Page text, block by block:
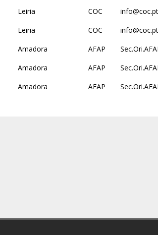
Leiria COC
info@coc.pt
Leiria COC
info@coc.pt
Amadora AFAP
Amadora AFAP
Amadora AFAP